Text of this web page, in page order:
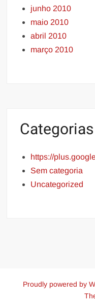
junho 2010
maio 2010
abril 2010
março 2010
Categorias
https://
Sem categoria
Uncategorized
Proudly powered by